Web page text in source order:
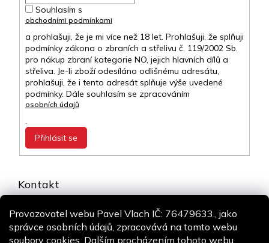
Provozovatel webu Pavel Vlach IČ: 76479633., jako
správce osobních údajů, zpracovává na tomto webu
soubory cookies. Dalším procházením tohoto webu
Souhlasím s
obchodními podmínkami
a prohlašuji, že je mi více než 18 let. Prohlašuji, že splňuji
podmínky zákona o zbraních a střelivu č. 119/2002 Sb.
pro nákup zbraní kategorie NO, jejich hlavních dílů a
střeliva. Je-li zboží odesíláno odlišnému adresátu,
prohlašuji, že i tento adresát splňuje výše uvedené
podmínky. Dále souhlasím se zpracováním
osobních údajů
.
Přihlásit se
Kontakt
+420 775 106 530
Staň se fanouškem